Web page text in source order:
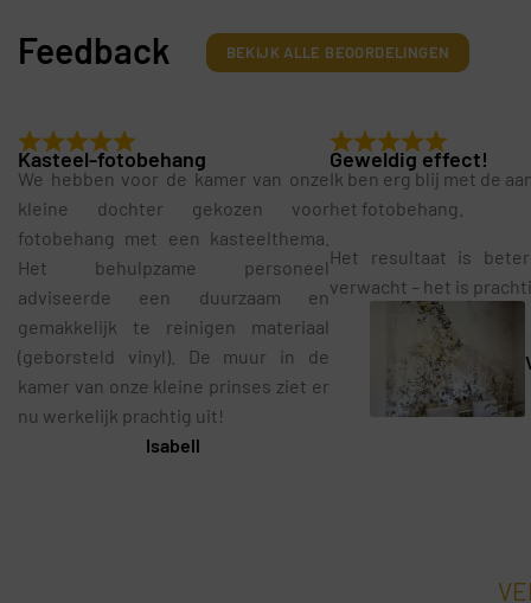
Feedback BEKIJK ALLE BEOORDELINGEN
Kasteel-fotobehang
We hebben voor de kamer van onze
kleine dochter gekozen voor
fotobehang met een kasteelthema.
Het behulpzame personeel
adviseerde een duurzaam en
gemakkelijk te reinigen materiaal
(geborsteld vinyl). De muur in de
kamer van onze kleine prinses ziet er
nu werkelijk prachtig uit!
Isabell
Geweldig effect!
Ik ben erg blij met de
het fotobehang.
Het resultaat is
verwacht – het is